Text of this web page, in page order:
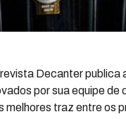
Decanter publica
por sua equipe de
melhores traz entre os